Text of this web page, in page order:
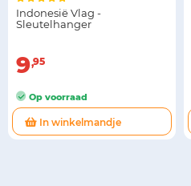
Indonesië Vlag -
Sleutelhanger
9 95
Op voorraad
In winkelmandje